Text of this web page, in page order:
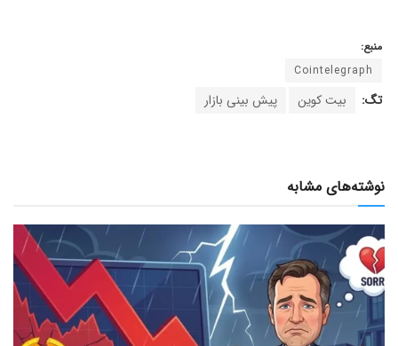
منبع:
Cointelegraph
تگ: بیت کوین پیش بینی بازار
نوشته‌های مشابه